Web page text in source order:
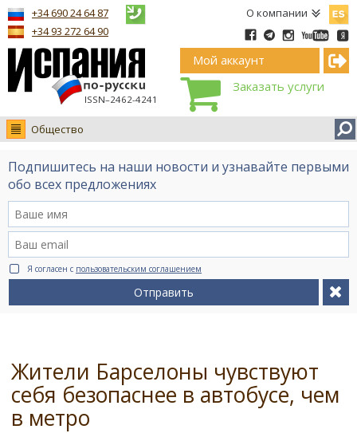
О компании
ISSN–2462-4241
+34 690 24 64 87
+34 93 272 64 90
Мой аккаунт
Заказать услуги
Общество
Новости
Интервью
Видео Ruso.TV
BCN life
Сервис на немецком
Подпишитесь на наши новости и узнавайте первыми
обо всех предложениях
Я согласен с пользовательским соглашением
Отправить
Жители Барселоны чувствуют
себя безопаснее в автобусе, чем
в метро